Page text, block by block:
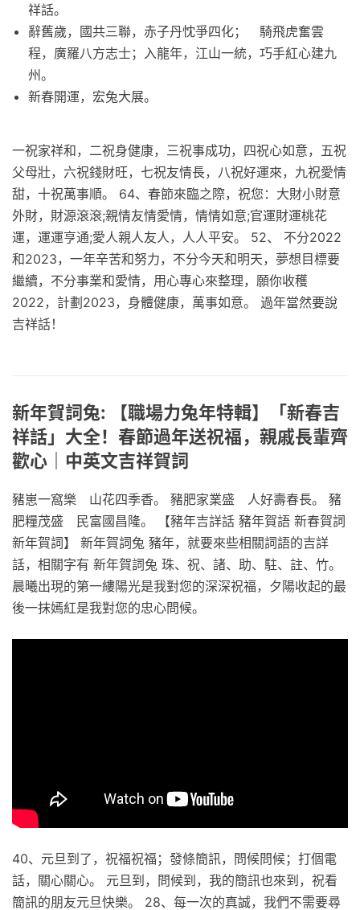
祥話。
辭舊歲，國共三聯，赤子丹忱爭四化； 騎飛虎奮雲
程，廣羅八方志士；入龍年，江山一統，巧手紅心建九
州。
新春開運，宏兔大展。
一祝家祥和，二祝身健康，三祝事成功，四祝心如意，五祝
父母壯，六祝錢財旺，七祝友情長，八祝好運來，九祝愛情
甜，十祝萬事順。 64、春節來臨之際，祝您：大財小財意
外財，財源滾滾;親情友情愛情，情情如意;官運財運桃花
運，運運亨通;愛人親人友人，人人平安。 52、 不分2022
和2023，一年辛苦和努力，不分今天和明天，夢想目標要
繼續，不分事業和愛情，用心專心來整理，願你收穫
2022，計劃2023，身體健康，萬事如意。 過年當然要說
吉祥話！
新年賀詞兔: 【職場力兔年特輯】「新春吉
祥話」大全！春節過年送祝福，親戚長輩齊
歡心｜中英文吉祥賀詞
豬崽一窩樂 山花四季香。 豬肥家業盛 人好壽春長。 豬
肥糧茂盛 民富國昌隆。 【豬年吉詳話 豬年賀語 新春賀詞
新年賀詞】 新年賀詞兔 豬年，就要來些相關詞語的吉詳
話，相關字有 新年賀詞兔 珠、祝、諸、助、駐、註、竹。
晨曦出現的第一縷陽光是我對您的深深祝福，夕陽收起的最
後一抹嫣紅是我對您的忠心問候。
40、元旦到了，祝福祝福；發條簡訊，問候問候；打個電
話，關心關心。 元旦到，問候到，我的簡訊也來到，祝看
簡訊的朋友元旦快樂。 28、每一次的真誠，我們不需要尋